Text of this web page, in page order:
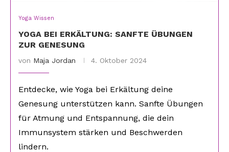
Yoga Wissen
YOGA BEI ERKÄLTUNG: SANFTE ÜBUNGEN
ZUR GENESUNG
von Maja Jordan 4. Oktober 2024
Entdecke, wie Yoga bei Erkältung deine
Genesung unterstützen kann. Sanfte Übungen
für Atmung und Entspannung, die dein
Immunsystem stärken und Beschwerden
lindern.